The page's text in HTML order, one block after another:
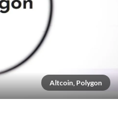
Altcoin, Polygon